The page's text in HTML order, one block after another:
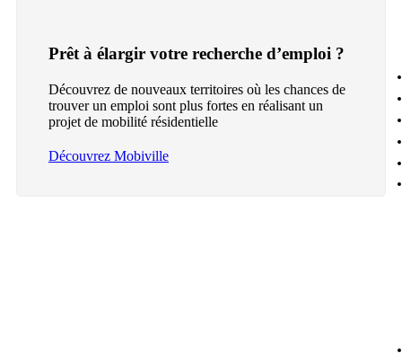
Prêt à élargir votre recherche d’emploi ?
Découvrez de nouveaux territoires où les chances de
trouver un emploi sont plus fortes en réalisant un
projet de mobilité résidentielle
Découvrez Mobiville